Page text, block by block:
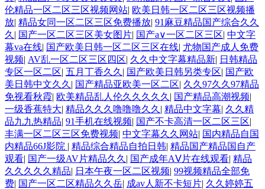
伦精品一区二区三区视频网站| 欧美日韩一区二区三区视频播
放| 精品女同一区二区三区免费播放| 91麻豆精品国产综合久久
久 | 国产一区二区三区美女图片| 国产a∨一区二区三区| 中文字
幕va在线| 国产欧美日韩一区二区三区在线| 尤物国产成人免费
视频| AV乱一区二区三区四区| 久久中文字幕精品新| 日韩精品
专区一区二区| 五月丁香久久 | 国产欧美日韩另类专区| 国产欧
美日韩中文久久 | 国产精品亚欧美一区二区| 久久97久久97精品
免视看秋霞| 欧美精品乱人伦久久久久久 | 国产精品高潮视频|
一级香蕉特大| 精品久久久噜噜噜久久 | 精品中文字幕| 久久精
品九九热精品| 91手机在线视频| 国产不卡高清一区二区三区|
丰满一区二区三区免费视频| 中文字幕久久网站| 国内精品自国
内精品66J影院 | 精品综合精品自拍日韩| 精品国产精品国自产
观看| 国产一级AV片精品久久 | 国产成年AⅤ片在线观看| 精品
久久久久久精品| 日本午夜一区二区视频| 99视频精品全部免
费| 国产一区二区精品久久岳| 成av人新不卡短片| 久久婷婷五